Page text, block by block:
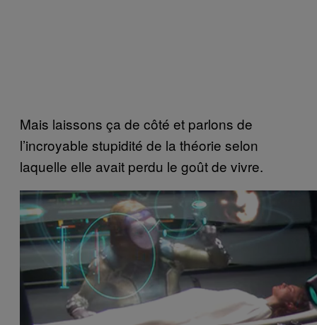
Mais laissons ça de côté et parlons de
l’incroyable stupidité de la théorie selon
laquelle elle avait perdu le goût de vivre.